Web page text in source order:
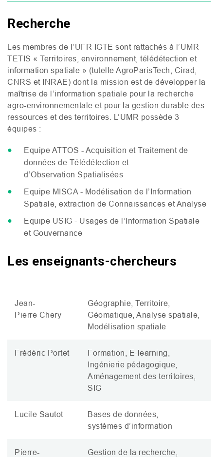
Recherche
Les membres de l’UFR IGTE sont rattachés à l’UMR
TETIS « Territoires, environnement, télédétection et
information spatiale » (tutelle AgroParisTech, Cirad,
CNRS et INRAE) dont la mission est de développer la
maîtrise de l’information spatiale pour la recherche
agro-environnementale et pour la gestion durable des
ressources et des territoires. L’UMR possède 3
équipes :
Equipe ATTOS - Acquisition et Traitement de
données de Télédétection et
d’Observation Spatialisées
Equipe MISCA - Modélisation de l’Information
Spatiale, extraction de Connaissances et Analyse
Equipe USIG - Usages de l’Information Spatiale
et Gouvernance
Les enseignants-chercheurs
Jean-
Pierre Chery
Géographie, Territoire,
Géomatique, Analyse spatiale,
Modélisation spatiale
Frédéric Portet
Formation, E-learning,
Ingénierie pédagogique,
Aménagement des territoires,
SIG
Lucile Sautot
Bases de données,
systèmes d’information
Pierre-
Gestion de la recherche,